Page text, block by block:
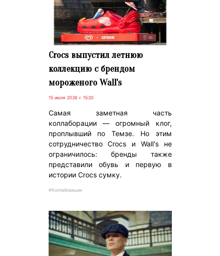
Crocs выпустил летнюю
коллекцию с брендом
мороженого Wall's
15 июля 2026 г. 15:20
Самая заметная часть
коллаборации — огромный клог,
проплывший по Темзе. Но этим
сотрудничество Crocs и Wall's не
ограничилось: бренды также
представили обувь и первую в
истории Crocs сумку.
#Коллаборации